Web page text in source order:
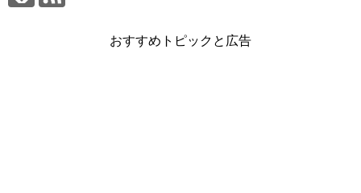
おすすめトピックと広告